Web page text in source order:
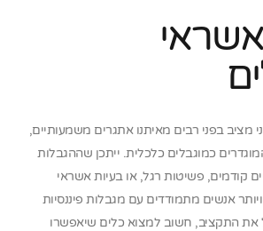
מציב בפני רבים מאיתנו אתגרים משמעותיים,
כמוגבלים כלכלית. ייתכן שההגבלות
קודמים, פשיטות רגל, או בעיות אשראי
אנשים מתמודדים עם מגבלות פיננסיות
התקציב, חשוב למצוא כלים שיאפשרו